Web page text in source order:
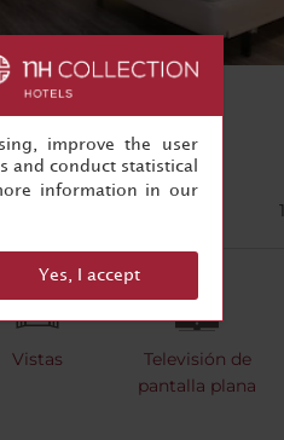
1
Vistas
Televisión de
pantalla plana
improve the user
and conduct statistical
information in our
Yes, I accept